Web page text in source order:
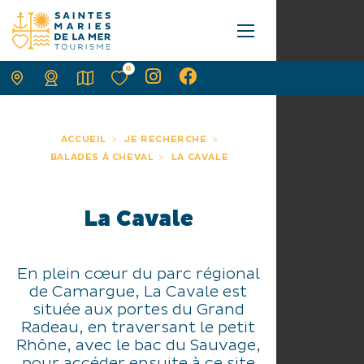
ACCUEIL
JE RECHERCHE
BALADES À CHEVAL
LA CAVALE
La Cavale
En plein cœur du parc régional
de Camargue, La Cavale est
située aux portes du Grand
Radeau, en traversant le petit
Rhône, avec le bac du Sauvage,
0